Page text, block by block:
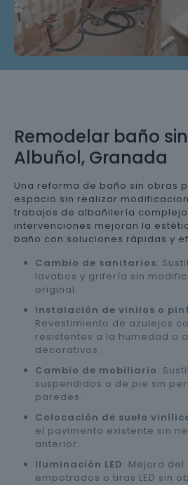
Remodelar baño
Albuñol, Granada
Una reforma de baño sin obras
espacio sin realizar
trabajos de albañilería
intervenciones mejoran la
baño con soluciones rápidas y
Cambio de sanitarios:
lavabos y grifería sin
original.
Instalación de vinilos o
Revestimiento de azulejos
resistentes a la humedad o
decorativos.
Cambio de mobiliario:
suspendidos o de pie sin
paredes.
Colocación de suelo
el pavimento existente sin
anterior.
Iluminación LED: Mejora
empotrados o tiras LED sin